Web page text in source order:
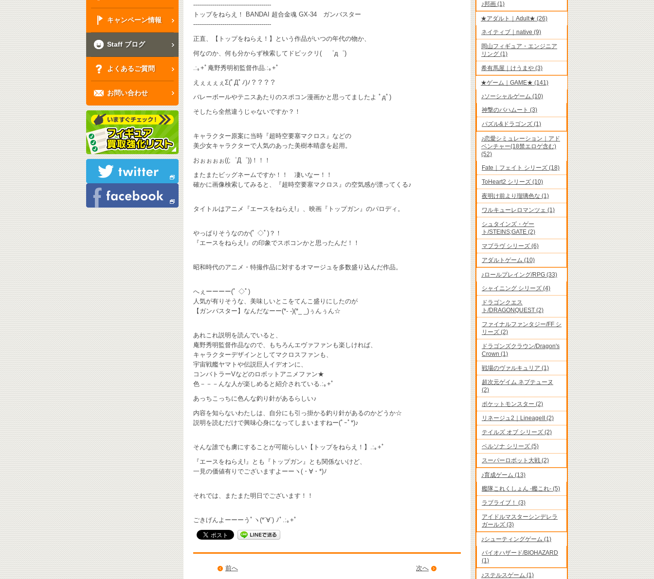
キャンペーン情報
Staff ブログ
よくあるご質問
お問い合わせ
----------------------------------------
トップをねらえ！ BANDAI 超合金魂 GX-34 ガンバスター
----------------------------------------
正直、【トップをねらえ！】という作品がいつの年代の物か、
何なのか、何も分からず検索してドビックリ( ゜д゜)
.:｡+ﾟ庵野秀明初監督作品.:｡+ﾟ
えぇぇぇぇΣ(ﾟДﾟﾉ)ﾉ？？？？
バレーボールやテニスあたりのスポコン漫画かと思ってましたよ ﾟдﾟ)
そしたら全然違うじゃないですか？！
キャラクター原案に当時『超時空要塞マクロス』などの
美少女キャラクターで人気のあった美樹本晴彦を起用。
おぉぉぉぉ((;゜Д゜))！！！
またまたビッグネームですか！！ 凄いなー！！
確かに画像検索してみると、『超時空要塞マクロス』の空気感が漂ってくる♪
タイトルはアニメ『エースをねらえ!』、映画『トップガン』のパロディ。
やっぱりそうなのか(ﾟ ◇ﾟ)？！
『エースをねらえ!』の印象でスポコンかと思ったんだ！！
昭和時代のアニメ・特撮作品に対するオマージュを多数盛り込んだ作品。
へぇーーーー(ﾟ ◇ﾟ)
人気が有りそうな、美味しいとこをてんこ盛りにしたのが
【ガンバスター】なんだなーー(*- -)(*_ _)ぅんぅん☆
あれこれ説明を読んでいると、
庵野秀明監督作品なので、もちろんエヴァファンも楽しければ、
キャラクターデザインとしてマクロスファンも、
宇宙戦艦ヤマトや伝説巨人イデオンに、
コンバトラーVなどのロボットアニメファン★
色－－－んな人が楽しめると紹介されている.:｡+ﾟ
あっちこっちに色んな釣り針があるらしい♪
内容を知らないわたしは、自分にも引っ掛かる釣り針があるのかどうか☆
説明を読むだけで興味心身になってしまいますねー(ﾟｰﾟ*)♪
そんな誰でも虜にすることが可能らしい【トップをねらえ！】.:｡+ﾟ
『エースをねらえ!』とも『トップガン』とも関係ないけど、
一見の価値有りでございますよーーヽ(・∀・*)ﾉ
それでは、またまた明日でございます！！
ごきげんよーーーうﾟヽ(*´∀`) ﾉﾟ.:｡+ﾟ
次へ
前へ
♪邦画 (1)
★アダルト｜Adult★ (26)
ネイティブ｜native (9)
岡山フィギュア・エンジニア
リング (1)
希有馬屋｜けうまや (3)
★ゲーム｜GAME★ (141)
♪ソーシャルゲーム (10)
神撃のバハムート (3)
パズル&ドラゴンズ (1)
♪恋愛シミュレーション｜アド
ベンチャー(18禁エロゲ含む)
(52)
Fate｜フェイト シリーズ (18)
ToHeart2 シリーズ (10)
夜明け前より瑠璃色な (1)
ワルキューレロマンツェ (1)
シュタインズ・ゲー
ト/STEINS;GATE (2)
マブラヴ シリーズ (6)
アダルトゲーム (10)
♪ロールプレイング/RPG (33)
シャイニング シリーズ (4)
ドラゴンクエス
ト/DRAGONQUEST (2)
ファイナルファンタジー/FF シ
リーズ (2)
ドラゴンズクラウン/Dragon's
Crown (1)
戦場のヴァルキュリア (1)
超次元ゲイム ネプテューヌ
(2)
ポケットモンスター (2)
リネージュ2｜LineageII (2)
テイルズ オブ シリーズ (2)
ペルソナ シリーズ (5)
スーパーロボット大戦 (2)
♪育成ゲーム (13)
艦隊これくしょん -艦これ- (5)
ラブライブ！ (3)
アイドルマスターシンデレラ
ガールズ (3)
♪シューティングゲーム (1)
バイオハザード/BIOHAZARD
(1)
♪ステルスゲーム (1)